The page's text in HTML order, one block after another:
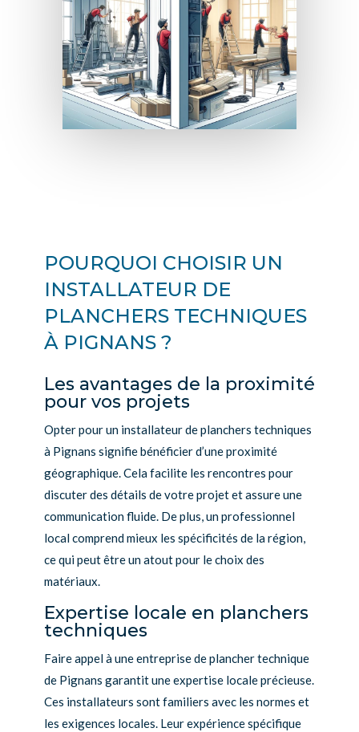
POURQUOI CHOISIR UN
INSTALLATEUR DE
PLANCHERS TECHNIQUES
À PIGNANS ?
Les avantages de la proximité
pour vos projets
Opter pour un installateur de planchers techniques
à Pignans signifie bénéficier d’une proximité
géographique. Cela facilite les rencontres pour
discuter des détails de votre projet et assure une
communication fluide. De plus, un professionnel
local comprend mieux les spécificités de la région,
ce qui peut être un atout pour le choix des
matériaux.
Expertise locale en planchers
techniques
Faire appel à une entreprise de plancher technique
de Pignans garantit une expertise locale précieuse.
Ces installateurs sont familiers avec les normes et
les exigences locales. Leur expérience spécifique